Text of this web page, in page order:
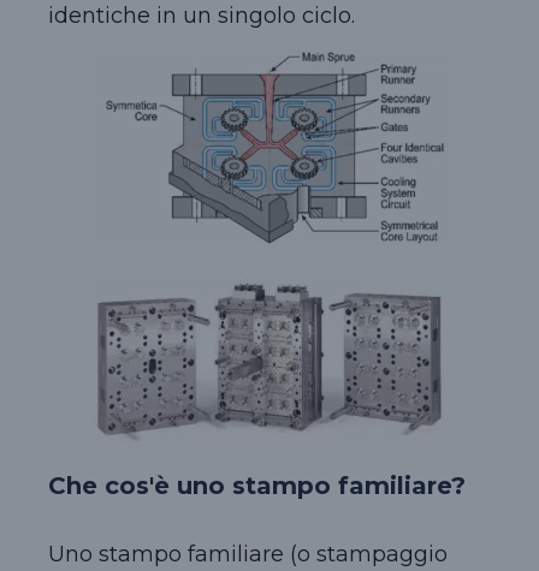
identiche in un singolo ciclo.
Che cos'è uno stampo familiare?
Uno stampo familiare (o stampaggio